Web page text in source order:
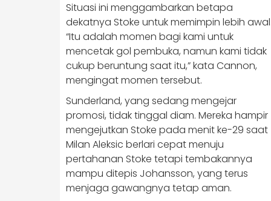
Situasi ini menggambarkan betapa
dekatnya Stoke untuk memimpin lebih
“Itu adalah momen bagi kami untuk
mencetak gol pembuka, namun kami tidak
cukup beruntung saat itu,” kata Cannon,
mengingat momen tersebut.
Sunderland, yang sedang mengejar
promosi, tidak tinggal diam. Mereka hampir
mengejutkan Stoke pada menit ke-29 saat
Milan Aleksic berlari cepat menuju
pertahanan Stoke tetapi tembakannya
mampu ditepis Johansson, yang terus
menjaga gawangnya tetap aman.